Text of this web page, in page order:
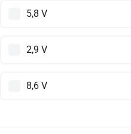
5,8 V
2,9 V
8,6 V